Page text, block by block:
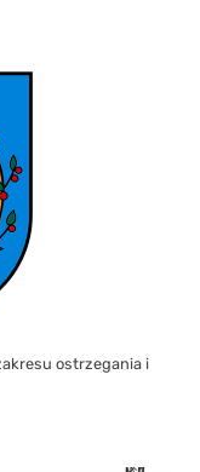
ostrzegania i